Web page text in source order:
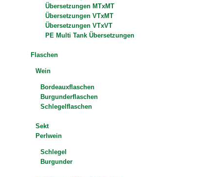
Übersetzungen MTxMT
Übersetzungen VTxMT
Übersetzungen VTxVT
PE Multi Tank Übersetzungen
Flaschen
Wein
Bordeauxflaschen
Burgunderflaschen
Schlegelflaschen
Sekt
Perlwein
Schlegel
Burgunder